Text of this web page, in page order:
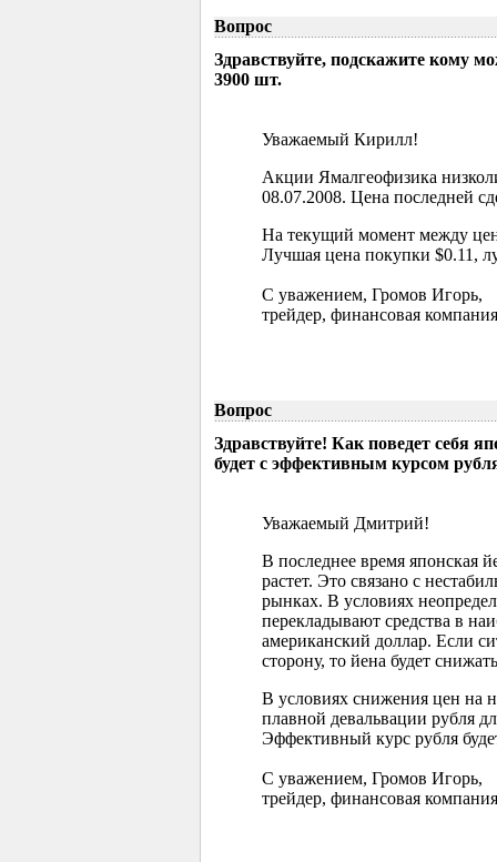
Вопрос
Здравствуйте, подскажите кому
3900 шт.
Уважаемый Кирилл!
Акции Ямалгеофизика
08.07.2008. Цена последней
На текущий момент между
Лучшая цена покупки $0.11,
С уважением, Громов Игорь,
трейдер, финансовая
Вопрос
Здравствуйте! Как поведет себя
будет с эффективным курсом
Уважаемый Дмитрий!
В последнее время
растет. Это связано с
рынках. В условиях
перекладывают средства в
американский доллар. Если
сторону, то йена будет
В условиях снижения цен на
плавной девальвации рубля
Эффективный курс рубля
С уважением, Громов Игорь,
трейдер, финансовая